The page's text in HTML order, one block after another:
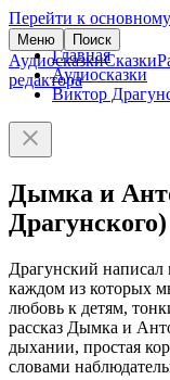
Перейти к
Меню Поиск
АудиосказкиСказки
редактора
Главная
Аудиосказки
Виктор
Дымка и
Драгунского)
Драгунский написал
каждом из которых
любовь к детям,
рассказ Дымка и
дыхании, простая
словами